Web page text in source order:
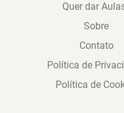
Quer dar
Sobre
Contato
Política de
Política de